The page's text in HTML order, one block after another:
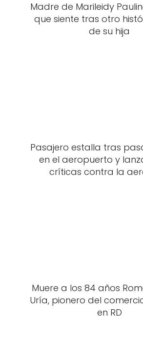
Madre de Marileidy
que siente tras otro
de su hija
Pasajero estalla tras
en el aeropuerto y
críticas contra la
Muere a los 84 años
Uría, pionero del
en RD